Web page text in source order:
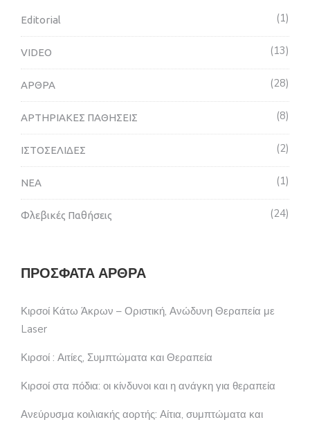
Editorial 1
VIDEO 13
ΑΡΘΡΑ 28
ΑΡΤΗΡΙΑΚΕΣ ΠΑΘΗΣΕΙΣ 8
ΙΣΤΟΣΕΛΙΔΕΣ 2
ΝΕΑ 1
Φλεβικές Παθήσεις 24
ΠΡΌΣΦΑΤΑ ΆΡΘΡΑ
Κιρσοί Κάτω Άκρων – Οριστική, Ανώδυνη Θεραπεία με
Laser
Κιρσοί : Αιτίες, Συμπτώματα και Θεραπεία
Κιρσοί στα πόδια: οι κίνδυνοι και η ανάγκη για θεραπεία
Ανεύρυσμα κοιλιακής αορτής: Αίτια, συμπτώματα και